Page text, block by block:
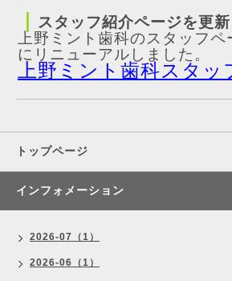
スタッフ紹介ページを更新
上野ミント歯科のスタッフペ
にリニューアルしました。
上野ミント歯科スタッ
トップページ
インフォメーション
2026-07（1）
2026-06（1）